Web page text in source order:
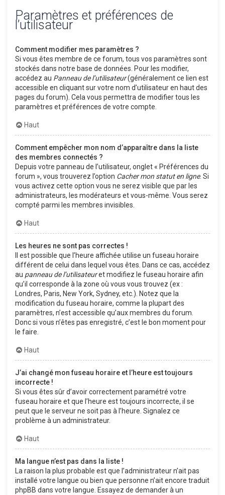
Paramètres et préférences de
l’utilisateur
Comment modifier mes paramètres ?
Si vous êtes membre de ce forum, tous vos paramètres sont
stockés dans notre base de données. Pour les modifier,
accédez au Panneau de l’utilisateur(généralement ce lien est
accessible en cliquant sur votre nom d’utilisateur en haut des
pages du forum). Cela vous permettra de modifier tous les
paramètres et préférences de votre compte.
Haut
Comment empêcher mon nom d’apparaître dans la liste
des membres connectés ?
Depuis votre panneau de l’utilisateur, onglet « Préférences du
forum », vous trouverez l’option Cacher mon statut en ligne. Si
vous activez cette option vous ne serez visible que par les
administrateurs, les modérateurs et vous-même. Vous serez
compté parmi les membres invisibles.
Haut
Les heures ne sont pas correctes !
Il est possible que l’heure affichée utilise un fuseau horaire
différent de celui dans lequel vous êtes. Dans ce cas, accédez
au panneau de l’utilisateuret modifiez le fuseau horaire afin
qu’il corresponde à la zone où vous vous trouvez (ex :
Londres, Paris, New York, Sydney, etc.). Notez que la
modification du fuseau horaire, comme la plupart des
paramètres, n’est accessible qu’aux membres du forum.
Donc si vous n’êtes pas enregistré, c’est le bon moment pour
le faire.
Haut
J’ai changé mon fuseau horaire et l’heure est toujours
incorrecte !
Si vous êtes sûr d’avoir correctement paramétré votre
fuseau horaire et que l’heure est toujours incorrecte, il se
peut que le serveur ne soit pas à l’heure. Signalez ce
problème à un administrateur.
Haut
Ma langue n’est pas dans la liste !
La raison la plus probable est que l’administrateur n’ait pas
installé votre langue ou bien que personne n’ait encore traduit
phpBB dans votre langue. Essayez de demander à un